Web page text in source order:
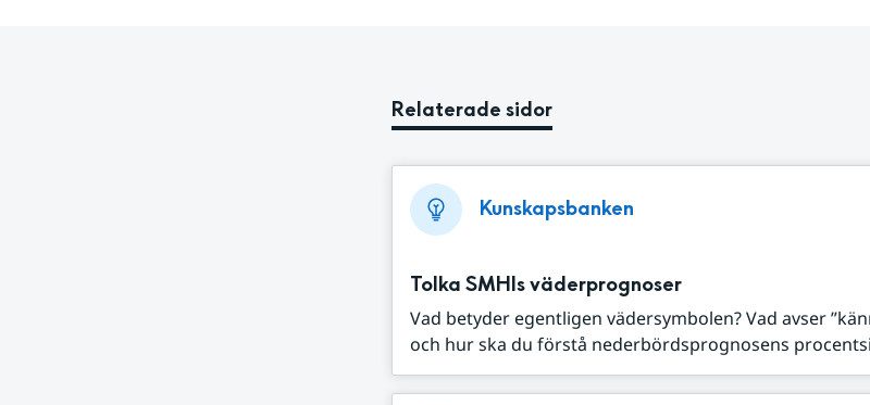
Relaterade sidor
Kunskapsbanken
Tolka SMHIs väderprognoser
Vad betyder egentligen vädersymbolen? Vad avser
och hur ska du förstå nederbördsprognosens